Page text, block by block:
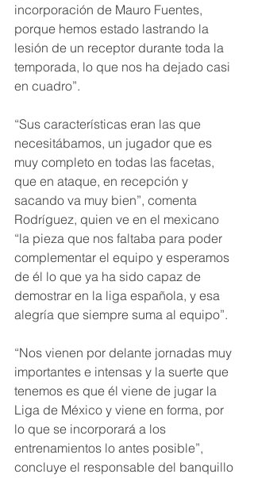
incorporación de Mauro Fuentes,
porque hemos estado lastrando la
lesión de un receptor durante toda la
temporada, lo que nos ha dejado casi
en cuadro”.
“Sus características eran las que
necesitábamos, un jugador que es
muy completo en todas las facetas,
que en ataque, en recepción y
sacando va muy bien”, comenta
Rodríguez, quien ve en el mexicano
“la pieza que nos faltaba para poder
complementar el equipo y esperamos
de él lo que ya ha sido capaz de
demostrar en la liga española, y esa
alegría que siempre suma al equipo”.
“Nos vienen por delante jornadas muy
importantes e intensas y la suerte que
tenemos es que él viene de jugar la
Liga de México y viene en forma, por
lo que se incorporará a los
entrenamientos lo antes posible”,
concluye el responsable del banquillo